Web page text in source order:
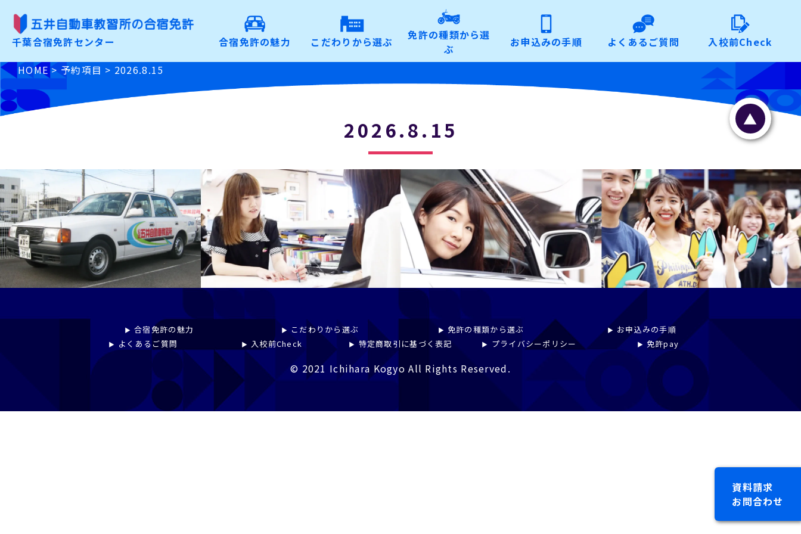
千葉合宿免許センター 合宿免許の魅力 こだわりから選ぶ
免許の種類から選
ぶ
お申込みの手順 よくあるご質問 入校前Check
合宿免許の魅力
こだわりから選ぶ
免許の種類から選ぶ
よくあるご質問
入校前Check
資料請求・お問合わせ
お申込み
特定商取引に基づく表記
プライバシーポリシー
免許pay
HOME >予約項目 > 2026.8.15
資料請求
お問合わせ
2026.8.15 ▲
合宿免許の魅力 こだわりから選ぶ 免許の種類から選ぶ
お申込みの手順
よくあるご質問
入校前Check 特定商取引に基づく表記 プライバシーポリシー 免許pay
© 2021 Ichihara Kogyo All Rights Reserved.